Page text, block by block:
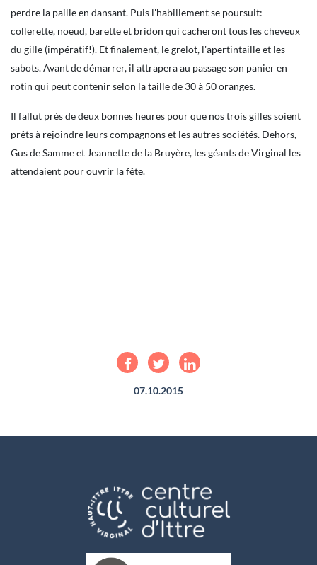
perdre la paille en dansant. Puis l'habillement se poursuit:
collerette, noeud, barette et bridon qui cacheront tous les cheveux
du gille (impératif!). Et finalement, le grelot, l'apertintaille et les
sabots. Avant de démarrer, il attrapera au passage son panier en
rotin qui peut contenir selon la taille de 30 à 50 oranges.
Il fallut près de deux bonnes heures pour que nos trois gilles soient
prêts à rejoindre leurs compagnons et les autres sociétés. Dehors,
Gus de Samme et Jeannette de la Bruyère, les géants de Virginal les
attendaient pour ouvrir la fête.
07.10.2015